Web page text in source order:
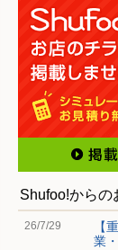
Shufoo!からの
26/7/29
【
業